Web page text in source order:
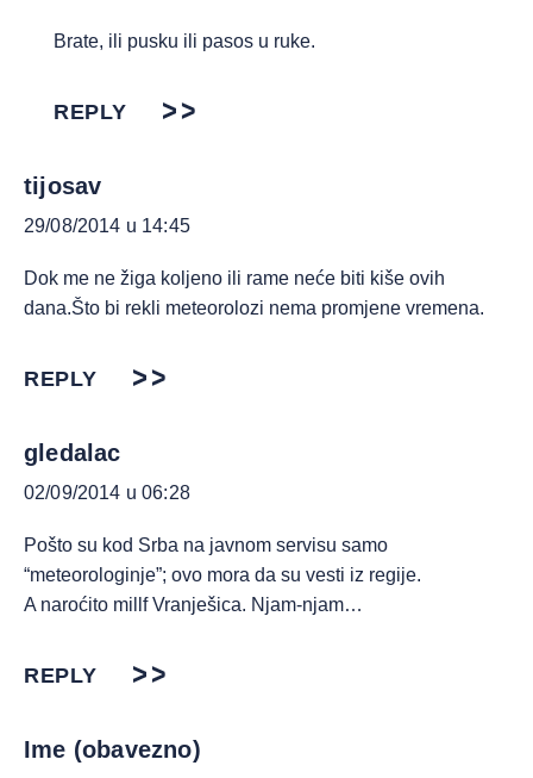
Brate, ili pusku ili pasos u ruke.
REPLY
tijosav
29/08/2014 u 14:45
Dok me ne žiga koljeno ili rame neće biti kiše ovih
dana.Što bi rekli meteorolozi nema promjene vremena.
REPLY
gledalac
02/09/2014 u 06:28
Pošto su kod Srba na javnom servisu samo
“meteorologinje”; ovo mora da su vesti iz regije.
A naroćito millf Vranješica. Njam-njam…
REPLY
Ime (obavezno)